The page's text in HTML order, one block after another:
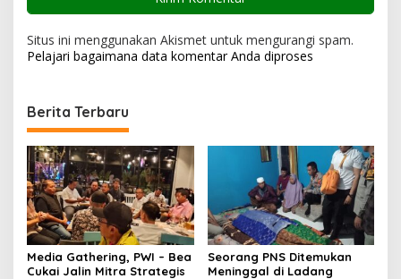
Situs ini menggunakan Akismet untuk mengurangi spam.
Pelajari bagaimana data komentar Anda diproses
Berita Terbaru
Media Gathering, PWI – Bea
Cukai Jalin Mitra Strategis
Seorang PNS Ditemukan
Meninggal di Ladang